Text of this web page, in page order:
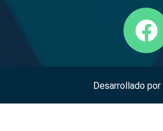
Desarrollado por